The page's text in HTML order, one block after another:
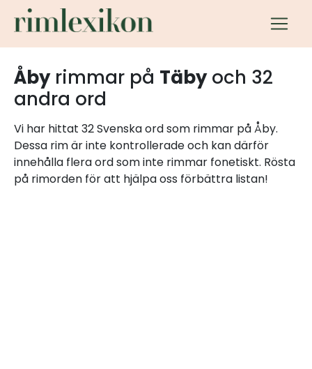
Åbyrimmar på Täbyoch 32
andra ord
Vi har hittat 32 Svenska ord som rimmar på Åby.
Dessa rim är inte kontrollerade och kan därför
innehålla flera ord som inte rimmar fonetiskt. Rösta
på rimorden för att hjälpa oss förbättra listan!